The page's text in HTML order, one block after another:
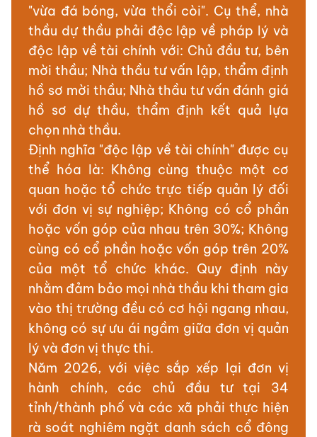
"vừa đá bóng, vừa thổi còi". Cụ thể, nhà
thầu dự thầu phải độc lập về pháp lý và
độc lập về tài chính với: Chủ đầu tư, bên
mời thầu; Nhà thầu tư vấn lập, thẩm định
hồ sơ mời thầu; Nhà thầu tư vấn đánh giá
hồ sơ dự thầu, thẩm định kết quả lựa
chọn nhà thầu.
Định nghĩa "độc lập về tài chính" được cụ
thể hóa là: Không cùng thuộc một cơ
quan hoặc tổ chức trực tiếp quản lý đối
với đơn vị sự nghiệp; Không có cổ phần
hoặc vốn góp của nhau trên 30%; Không
cùng có cổ phần hoặc vốn góp trên 20%
của một tổ chức khác. Quy định này
nhằm đảm bảo mọi nhà thầu khi tham gia
vào thị trường đều có cơ hội ngang nhau,
không có sự ưu ái ngầm giữa đơn vị quản
lý và đơn vị thực thi.
Năm 2026, với việc sắp xếp lại đơn vị
hành chính, các chủ đầu tư tại 34
tỉnh/thành phố và các xã phải thực hiện
rà soát nghiêm ngặt danh sách cổ đông